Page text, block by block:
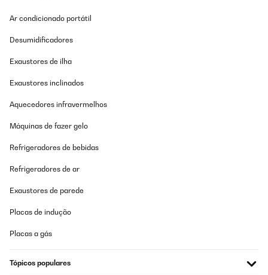
raccordement. Mais c'est simple pour l'installation. Compter 2
de cet achat qui évitera beaucoup de bouteille dans le bac
Traduzir
Peu de recul, mais l'appareil paraît performant.
l'installation, pas de schéma...
Ar condicionado portátil
Desumidificadores
Exaustores de ilha
Exaustores inclinados
Aquecedores infravermelhos
Máquinas de fazer gelo
Refrigeradores de bebidas
Refrigeradores de ar
Exaustores de parede
Placas de indução
Placas a gás
Tópicos populares